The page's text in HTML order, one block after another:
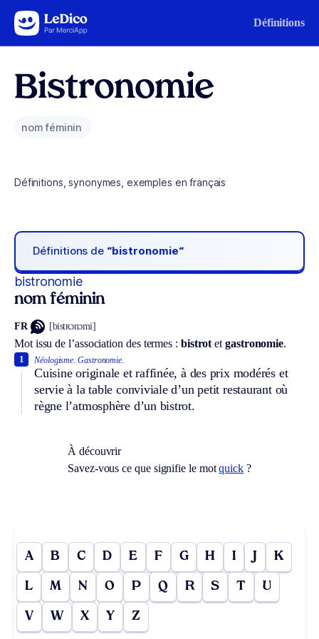
Aller au contenu Définitions
Bistronomie
nom féminin
Définitions, synonymes, exemples en français
Définitions de “bistronomie“
bistronomie
nom féminin
FR [bistʀɔnɔmi]
Mot issu de l’association des termes : bistrot etgastronomie.
Néologisme. Gastronomie.
Cuisine originale et raffinée, à des prix modérés et
servie à la table conviviale d’un petit restaurant où
règne l’atmosphère d’un bistrot.
1
À découvrir
Savez-vous ce que signifie le motquick ?
A B C D E F G H I J K
L M N O P Q R S T U
V W X Y Z